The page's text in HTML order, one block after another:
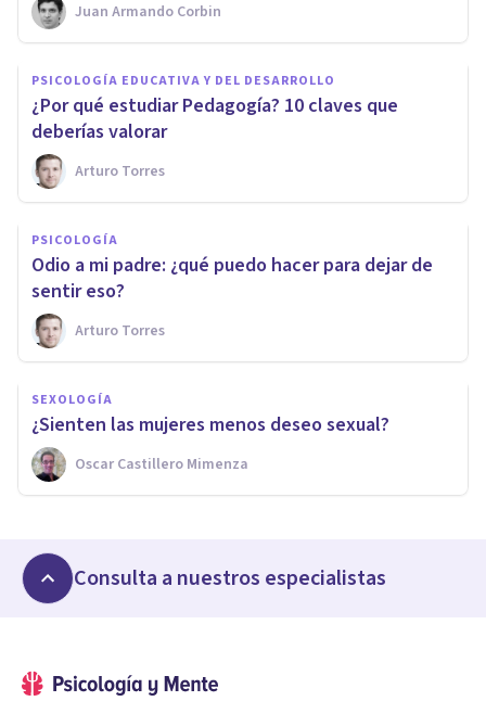
Juan Armando Corbin
PSICOLOGÍA EDUCATIVA Y DEL DESARROLLO
​¿Por qué estudiar Pedagogía? 10 claves que
deberías valorar
Arturo Torres
PSICOLOGÍA
​Odio a mi padre: ¿qué puedo hacer para dejar de
sentir eso?
Arturo Torres
SEXOLOGÍA
​¿Sienten las mujeres menos deseo sexual?
Oscar Castillero Mimenza
Consulta a nuestros especialistas